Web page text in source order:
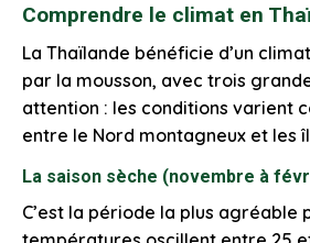
Comprendre le climat en
La Thaïlande bénéficie d’un
par la mousson, avec trois
attention : les conditions varient
entre le Nord montagneux et les
La saison sèche (novembre à
C’est la période la plus agréable